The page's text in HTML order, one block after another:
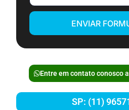
ENVIAR
Entre em contato conosco
SP: (11)